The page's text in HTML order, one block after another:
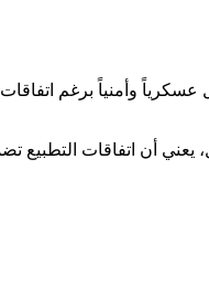
وأمنياً برغم اتفاقات
أن اتفاقات التطبيع